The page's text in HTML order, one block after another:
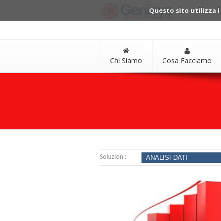
Questo sito utilizza i
Chi Siamo Cosa Facciamo
Soluzioni: